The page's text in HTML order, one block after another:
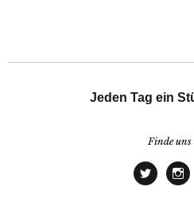
Jeden Tag ein
Finde uns